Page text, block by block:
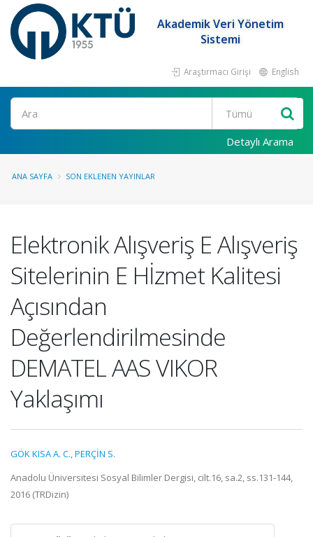
Akademik Veri Yönetim
Sistemi
Araştırmacı Girişi English
Ara
Detaylı Arama
ANA SAYFA SON EKLENEN YAYINLAR
Elektronik Alışveriş E Alışveriş
Sitelerinin E Hİzmet Kalitesi
Açısından
Değerlendirilmesinde
DEMATEL AAS VIKOR
Yaklaşımı
GÖK KISA A. C.,PERÇİN S.
Anadolu Üniversitesi Sosyal Bilimler Dergisi, cilt.16, sa.2, ss.131-144,
2016 (TRDizin)